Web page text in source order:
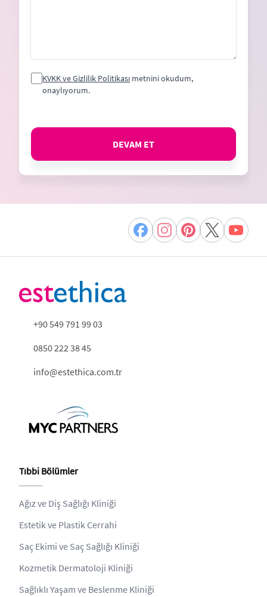
KVKK ve Gizlilik Politikası metnini okudum,
onaylıyorum.
DEVAM ET
+90 549 791 99 03
0850 222 38 45
info@estethica.com.tr
Tıbbi Bölümler
Ağız ve Diş Sağlığı Kliniği
Estetik ve Plastik Cerrahi
Saç Ekimi ve Saç Sağlığı Kliniği
Kozmetik Dermatoloji Kliniği
Sağlıklı Yaşam ve Beslenme Kliniği